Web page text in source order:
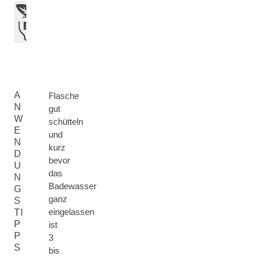
A
N
W
E
N
D
U
N
G
S
TI
P
P
S
Flasche
gut
schütteln
und
kurz
bevor
das
Badewasser
ganz
eingelassen
ist
3
bis